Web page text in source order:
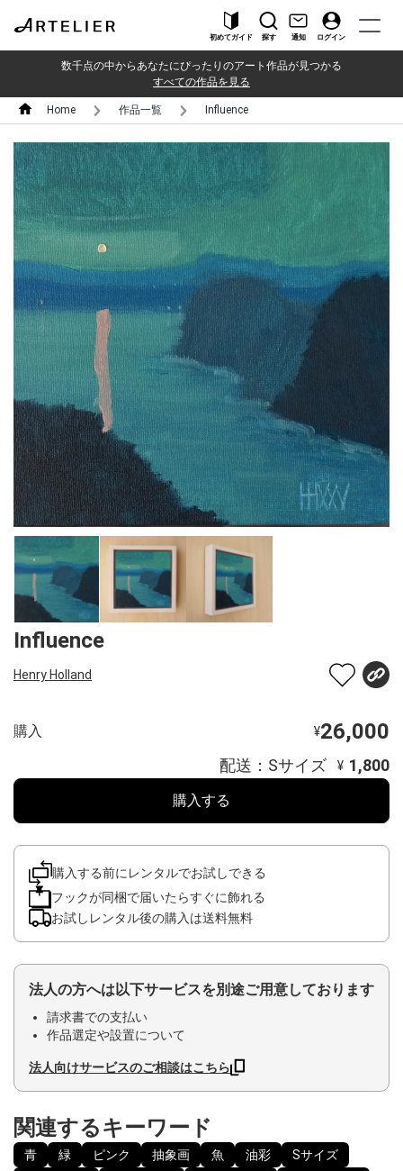
初めてガイド 探す 通知 ログイン
数千点の中からあなたにぴったりのアート作品が見つかる
すべての作品を見る
Home 作品一覧 Influence
Influence
Henry Holland
購入 ¥26,000
配送：Sサイズ ¥ 1,800
購入する
購入する前にレンタルでお試しできる
フックが同梱で届いたらすぐに飾れる
お試しレンタル後の購入は送料無料
法人の方へは以下サービスを別途ご用意しております
請求書での支払い
作品選定や設置について
法人向けサービスのご相談はこちら
関連するキーワード
青 緑 ピンク 抽象画 魚 油彩
Sサイズ